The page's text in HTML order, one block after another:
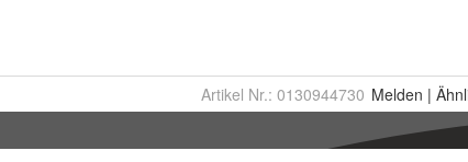
Artikel Nr.: 0130944730 Melden |